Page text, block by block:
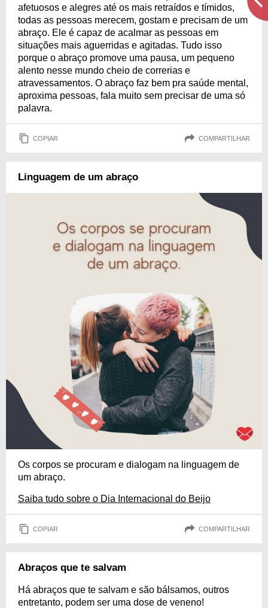
afetuosos e alegres até os mais retraídos e tímidos,
todas as pessoas merecem, gostam e precisam de um
abraço. Ele é capaz de acalmar as pessoas em
situações mais aguerridas e agitadas. Tudo isso
porque o abraço promove uma pausa, um pequeno
alento nesse mundo cheio de correrias e
atravessamentos. O abraço faz bem pra saúde mental,
aproxima pessoas, fala muito sem precisar de uma só
palavra.
COPIAR COMPARTILHAR
Linguagem de um abraço
Os corpos se procuram e dialogam na linguagem de
um abraço.
Saiba tudo sobre o Dia Internacional do Beijo
COPIAR COMPARTILHAR
Abraços que te salvam
Há abraços que te salvam e são bálsamos, outros
entretanto, podem ser uma dose de veneno!